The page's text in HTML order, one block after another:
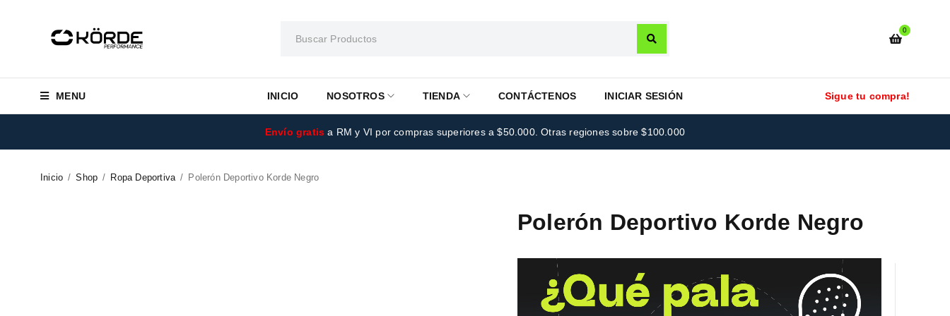
0
MENU INICIO NOSOTROS TIENDA CONTÁCTENOS INICIAR SESIÓN Sigue tu compra!
Envío gratis a RM y VI por compras superiores a $50.000. Otras regiones sobre $100.000
Inicio / Shop / Ropa Deportiva / Polerón Deportivo Korde Negro
Polerón Deportivo Korde Negro